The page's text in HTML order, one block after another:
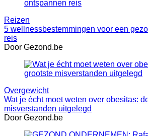
Reizen
5 wellnessbestemmingen voor een
reis
Door Gezond.be
Overgewicht
Wat je écht moet weten over obesitas:
misverstanden uitgelegd
Door Gezond.be